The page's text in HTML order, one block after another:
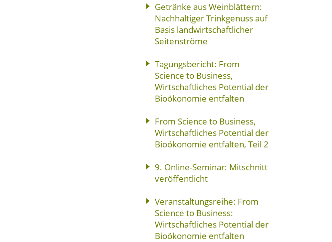
Getränke aus Weinblättern:
Nachhaltiger Trinkgenuss auf
Basis landwirtschaftlicher
Seitenströme
Tagungsbericht: From
Science to Business,
Wirtschaftliches Potential der
Bioökonomie entfalten
From Science to Business,
Wirtschaftliches Potential der
Bioökonomie entfalten, Teil 2
9. Online-Seminar: Mitschnitt
veröffentlicht
Veranstaltungsreihe: From
Science to Business:
Wirtschaftliches Potential der
Bioökonomie entfalten